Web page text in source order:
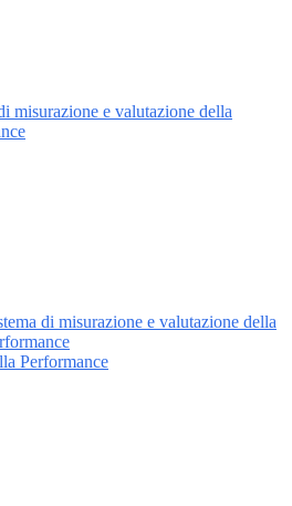
misurazione e valutazione della
di misurazione e valutazione della
Performance